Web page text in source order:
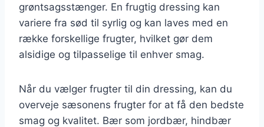
grøntsagsstænger. En frugtig dressing kan
variere fra sød til syrlig og kan laves med en
række forskellige frugter, hvilket gør dem
alsidige og tilpasselige til enhver smag.
Når du vælger frugter til din dressing, kan du
overveje sæsonens frugter for at få den bedste
smag og kvalitet. Bær som jordbær, hindbær